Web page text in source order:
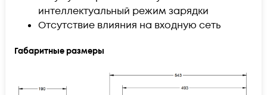
интеллектуальный режим зарядки
Отсутствие влияния на входную сеть
Габаритные размеры